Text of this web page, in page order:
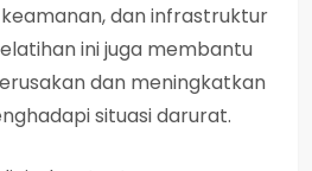
dan infrastruktur
ini juga membantu
dan meningkatkan
situasi darurat.